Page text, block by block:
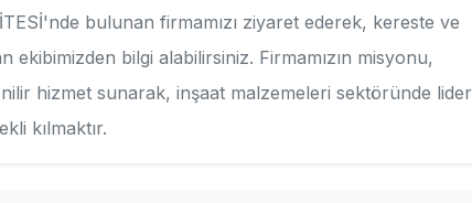
bulunan firmamızı ziyaret ederek, kereste ve
bilgi alabilirsiniz. Firmamızın misyonu,
hizmet sunarak, inşaat malzemeleri sektöründe lider
kılmaktır.